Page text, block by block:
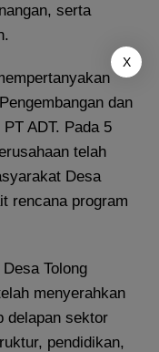
serta
dan
ADT. Pada 5
telah
Desa
rencana program
Tolong
menyerahkan
delapan sektor
pendidikan,
X